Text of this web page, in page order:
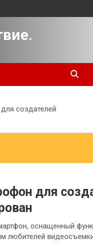
создателей
для
оснащенный
любителей